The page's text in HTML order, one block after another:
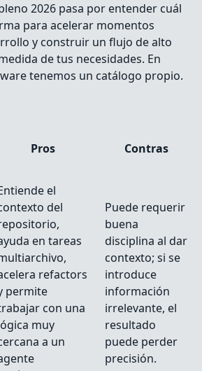
2026 pasa por entender cuál
para acelerar momentos
y construir un flujo de alto
de tus necesidades. En
tenemos un catálogo propio.
Pros Contras
el
del
en tareas
refactors
permite
con una
muy
a un
Puede requerir
buena
disciplina al dar
contexto; si se
introduce
información
irrelevante, el
resultado
puede perder
precisión.